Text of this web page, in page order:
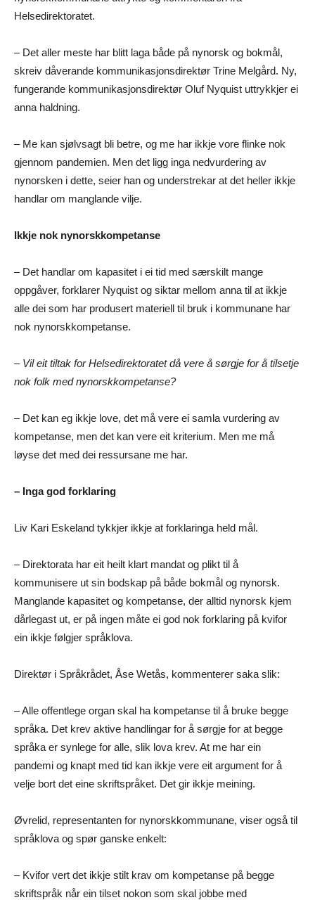
Helsedirektoratet.
– Det aller meste har blitt laga både på nynorsk og bokmål,
skreiv dåverande kommunikasjonsdirektør Trine Melgård. Ny,
fungerande kommunikasjonsdirektør Oluf Nyquist uttrykkjer ei
anna haldning.
– Me kan sjølvsagt bli betre, og me har ikkje vore flinke nok
gjennom pandemien. Men det ligg inga nedvurdering av
nynorsken i dette, seier han og understrekar at det heller ikkje
handlar om manglande vilje.
Ikkje nok nynorskkompetanse
– Det handlar om kapasitet i ei tid med særskilt mange
oppgåver, forklarer Nyquist og siktar mellom anna til at ikkje
alle dei som har produsert materiell til bruk i kommunane har
nok nynorskkompetanse.
– Vil eit tiltak for Helsedirektoratet då vere å sørgje for å tilsetje
nok folk med nynorskkompetanse?
– Det kan eg ikkje love, det må vere ei samla vurdering av
kompetanse, men det kan vere eit kriterium. Men me må
løyse det med dei ressursane me har.
– Inga god forklaring
Liv Kari Eskeland tykkjer ikkje at forklaringa held mål.
– Direktorata har eit heilt klart mandat og plikt til å
kommunisere ut sin bodskap på både bokmål og nynorsk.
Manglande kapasitet og kompetanse, der alltid nynorsk kjem
dårlegast ut, er på ingen måte ei god nok forklaring på kvifor
ein ikkje følgjer språklova.
Direktør i Språkrådet, Åse Wetås, kommenterer saka slik:
– Alle offentlege organ skal ha kompetanse til å bruke begge
språka. Det krev aktive handlingar for å sørgje for at begge
språka er synlege for alle, slik lova krev. At me har ein
pandemi og knapt med tid kan ikkje vere eit argument for å
velje bort det eine skriftspråket. Det gir ikkje meining.
Øvrelid, representanten for nynorskkommunane, viser også til
språklova og spør ganske enkelt:
– Kvifor vert det ikkje stilt krav om kompetanse på begge
skriftspråk når ein tilset nokon som skal jobbe med